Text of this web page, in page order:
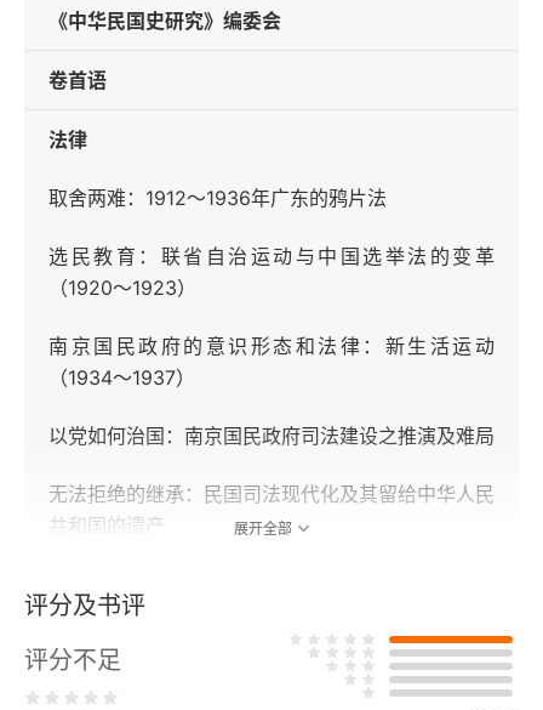
《中华民国史研究》编委会
卷首语
法律
取舍两难：1912～1936年广东的鸦片法
选民教育：联省自治运动与中国选举法的变革
（1920～1923）
南京国民政府的意识形态和法律：新生活运动
（1934～1937）
以党如何治国：南京国民政府司法建设之推演及难局
无法拒绝的继承：民国司法现代化及其留给中华人民
共和国的遗产
九江事件：商团事变前后珠三角地区的军队与地方社
会
展开全部
评分及书评
评分不足